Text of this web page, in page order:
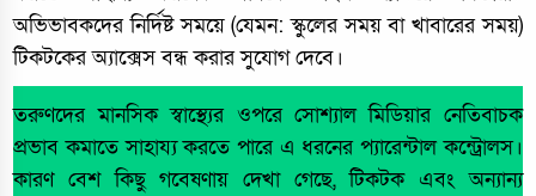
অভিভাবকদের নির্দিষ্ট সময়ে (যেমন: স্কুলের সময় বা খাবারের সময়)
টিকটকের অ্যাক্সেস বন্ধ করার সুযোগ দেবে।
তরুণদের মানসিক স্বাস্থ্যের ওপরে সোশ্যাল মিডিয়ার নেতিবাচক
প্রভাব কমাতে সাহায্য করতে পারে এ ধরনের প্যারেন্টাল কন্ট্রোলস।
কারণ বেশ কিছু গবেষণায় দেখা গেছে, টিকটক এবং অন্যান্য